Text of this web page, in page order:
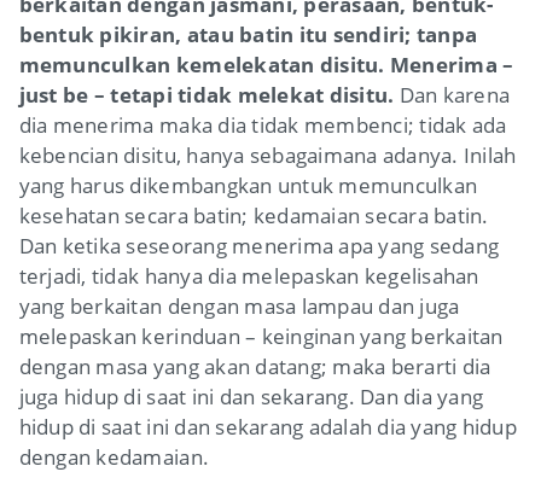
bentuk pikiran, atau batin itu sendiri; tanpa
memunculkan kemelekatan disitu. Menerima –
just be – tetapi tidak melekat disitu. Dan karena
dia menerima maka dia tidak membenci; tidak ada
kebencian disitu, hanya sebagaimana adanya. Inilah
yang harus dikembangkan untuk memunculkan
kesehatan secara batin; kedamaian secara batin.
Dan ketika seseorang menerima apa yang sedang
terjadi, tidak hanya dia melepaskan kegelisahan
yang berkaitan dengan masa lampau dan juga
melepaskan kerinduan – keinginan yang berkaitan
dengan masa yang akan datang; maka berarti dia
juga hidup di saat ini dan sekarang. Dan dia yang
hidup di saat ini dan sekarang adalah dia yang hidup
dengan kedamaian.